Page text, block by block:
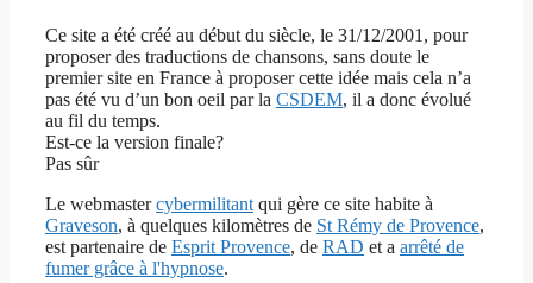
Ce site a été créé au début du siècle, le 31/12/2001, pour
proposer des traductions de chansons, sans doute le
premier site en France à proposer cette idée mais cela n’a
pas été vu d’un bon oeil par la CSDEM, il a donc évolué
au fil du temps.
Est-ce la version finale?
Pas sûr
Le webmastercybermilitant qui gère ce site habite à
Graveson, à quelques kilomètres de St Rémy de Provence,
est partenaire de Esprit Provence, de RAD et a arrêté de
fumer grâce à l'hypnose.